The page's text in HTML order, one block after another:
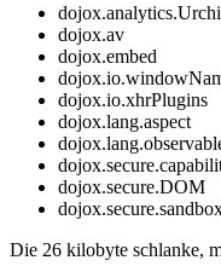
dojox.av
dojox.embed
dojox.io.xhrPlugins
dojox.lang.aspect
dojox.secure.DOM
Die 26 kilobyte schlanke,